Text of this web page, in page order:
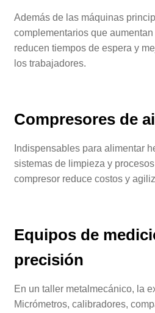
Además de las máquinas
complementarios que
reducen tiempos de espera y
los trabajadores.
Compresores de
Indispensables para alimentar
sistemas de limpieza y
compresor reduce costos y
Equipos de
precisión
En un taller metalmecánico, la
Micrómetros, calibradores,